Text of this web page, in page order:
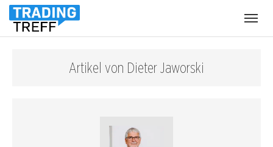
Artikel von Dieter Jaworski